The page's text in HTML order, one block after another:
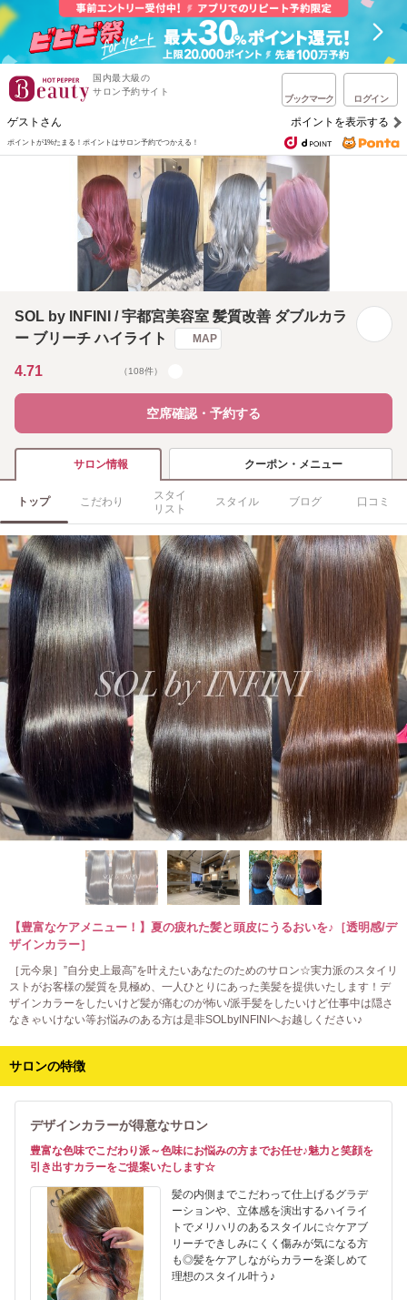
国内最大級の
サロン予約サイト
ブックマーク ログイン
ゲストさん ポイントを表示する
ポイントが1%たまる！ ポイントはサロン予約でつかえる！
SOL by INFINI / 宇都宮美容室 髪質改善 ダブルカラ
ー ブリーチ ハイライト
MAP
4.71 （108件）
空席確認・予約する
サロン情報 クーポン・メニュー
トップ こだわり
スタイ
リスト
スタイル ブログ 口コミ
【豊富なケアメニュー！】夏の疲れた髪と頭皮にうるおいを♪［透明感/デ
ザインカラー］
［元今泉］”自分史上最高”を叶えたいあなたのためのサロン☆実力派のスタイリ
ストがお客様の髪質を見極め、一人ひとりにあった美髪を提供いたします！デ
ザインカラーをしたいけど髪が痛むのが怖い/派手髪をしたいけど仕事中は隠さ
なきゃいけない等お悩みのある方は是非SOLbyINFINIへお越しください♪
サロンの特徴
デザインカラーが得意なサロン
豊富な色味でこだわり派～色味にお悩みの方までお任せ♪魅力と笑顔を
引き出すカラーをご提案いたします☆
髪の内側までこだわって仕上げるグラデ
ーションや、立体感を演出するハイライ
トでメリハリのあるスタイルに☆ケアブ
リーチできしみにくく傷みが気になる方
も◎髪をケアしながらカラーを楽しめて
理想のスタイル叶う♪